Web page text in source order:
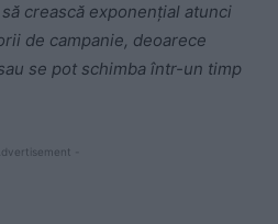
crească exponențial atunci
de campanie, deoarece
se pot schimba într-un timp
-